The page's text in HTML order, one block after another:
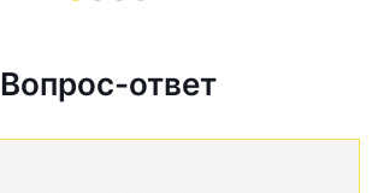
Вопрос-ответ